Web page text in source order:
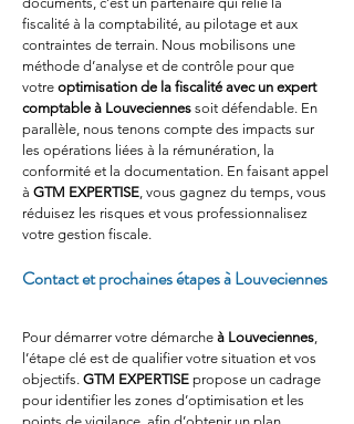
fiscalité à la comptabilité, au pilotage et aux
contraintes de terrain. Nous mobilisons une
méthode d’analyse et de contrôle pour que
votre optimisation de la fiscalité avec un expert
comptable à Louveciennes soit défendable. En
parallèle, nous tenons compte des impacts sur
les opérations liées à la rémunération, la
conformité et la documentation. En faisant appel
à GTM EXPERTISE, vous gagnez du temps, vous
réduisez les risques et vous professionnalisez
votre gestion fiscale.
Contact et prochaines étapes à Louveciennes
Pour démarrer votre démarche à Louveciennes,
l’étape clé est de qualifier votre situation et vos
objectifs. GTM EXPERTISE propose un cadrage
pour identifier les zones d’optimisation et les